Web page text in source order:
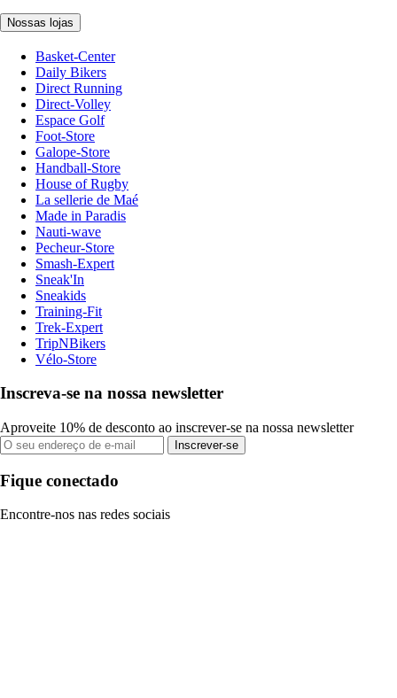
Nossas lojas
Basket-Center
Daily Bikers
Direct Running
Direct-Volley
Espace Golf
Foot-Store
Galope-Store
Handball-Store
House of Rugby
La sellerie de Maé
Made in Paradis
Nauti-wave
Pecheur-Store
Smash-Expert
Sneak'In
Sneakids
Training-Fit
Trek-Expert
TripNBikers
Vélo-Store
Inscreva-se na nossa newsletter
Aproveite 10% de desconto ao inscrever-se na nossa newsletter
Inscrever-se
Fique conectado
Encontre-nos nas redes sociais